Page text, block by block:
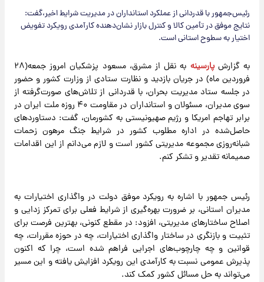
رئیس‌جمهور با قدردانی از عملکرد استانداران در مدیریت شرایط اخیر،گفت:
نتایج موفق در تأمین کالا و کنترل بازار نشان‌دهنده کارآمدی رویکرد تفویض
اختیار به سطوح استانی است.
به گزارش پارسینه
به نقل از مشرق، مسعود پزشکیان امروز جمعه(۲۸
فروردین ماه) در جریان بازدید و نظارت ستادی از وزارت کشور و حضور
در جلسه ستاد مدیریت بحران، با قدردانی از تلاش‌های صورت‌گرفته از
سوی مدیران، مسئولان و استانداران در مقاومت ۴۰ روزه ملت ایران در
برابر تهاجم امریکا و رژیم صهیونیستی به کشورمان، گفت: دستاوردهای
حاصل‌شده در اداره مطلوب کشور در شرایط جنگ مرهون زحمات
شبانه‌روزی مجموعه مدیریتی کشور است و لازم می‌دانم از این اقدامات
صمیمانه تقدیر و تشکر کنم.
رئیس جمهور با اشاره به رویکرد موفق دولت در واگذاری اختیارات به
مدیران استانی، بر ضرورت بهره‌گیری از شرایط فعلی برای تمرکز زدایی و
اصلاح ساختارهای مدیریتی، افزود: در مقطع کنونی، بهترین فرصت برای
تثبیت و بازنگری در ساختار واگذاری اختیارات، چه در حوزه مقررات، چه
قوانین و چه چارچوب‌های اجرایی فراهم شده است، چرا که اکنون
پذیرش عمومی نسبت به کارآمدی این رویکرد افزایش یافته و این مسیر
می‌تواند به حل مسائل کشور کمک کند.